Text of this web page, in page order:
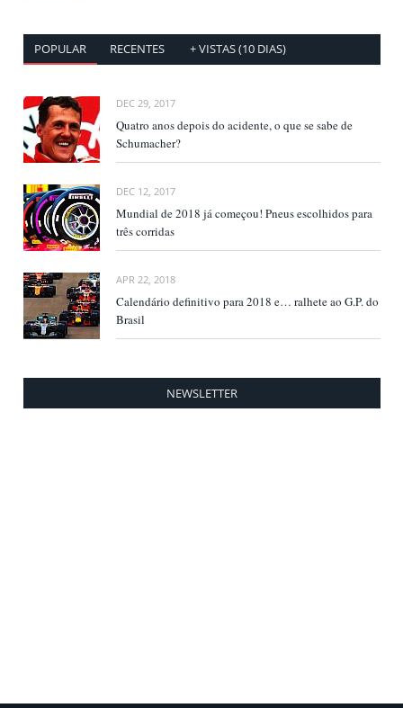
POPULAR RECENTES + VISTAS (10 DIAS)
DEC 29, 2017
Quatro anos depois do acidente, o que se sabe de
Schumacher?
DEC 12, 2017
Mundial de 2018 já começou! Pneus escolhidos para
três corridas
APR 22, 2018
Calendário definitivo para 2018 e… ralhete ao G.P. do
Brasil
NEWSLETTER